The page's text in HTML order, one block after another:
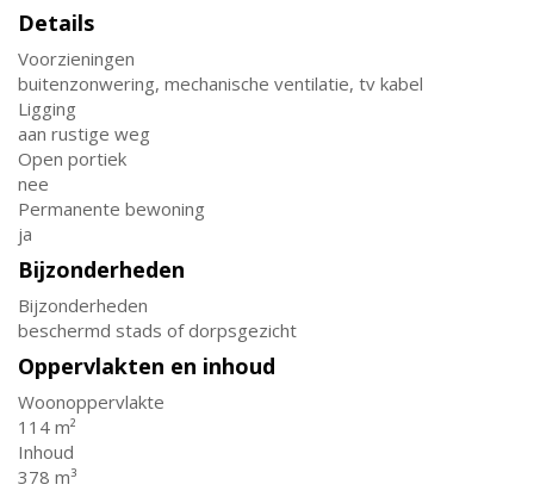
Details
Voorzieningen
buitenzonwering, mechanische ventilatie, tv kabel
Ligging
aan rustige weg
Open portiek
nee
Permanente bewoning
ja
Bijzonderheden
Bijzonderheden
beschermd stads of dorpsgezicht
Oppervlakten en inhoud
Woonoppervlakte
114 m²
Inhoud
378 m³